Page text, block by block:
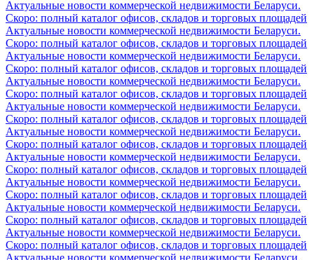
Актуальные новости коммерческой недвижимости Беларуси.
Скоро: полный каталог офисов, складов и торговых площадей
Актуальные новости коммерческой недвижимости Беларуси.
Скоро: полный каталог офисов, складов и торговых площадей
Актуальные новости коммерческой недвижимости Беларуси.
Скоро: полный каталог офисов, складов и торговых площадей
Актуальные новости коммерческой недвижимости Беларуси.
Скоро: полный каталог офисов, складов и торговых площадей
Актуальные новости коммерческой недвижимости Беларуси.
Скоро: полный каталог офисов, складов и торговых площадей
Актуальные новости коммерческой недвижимости Беларуси.
Скоро: полный каталог офисов, складов и торговых площадей
Актуальные новости коммерческой недвижимости Беларуси.
Скоро: полный каталог офисов, складов и торговых площадей
Актуальные новости коммерческой недвижимости Беларуси.
Скоро: полный каталог офисов, складов и торговых площадей
Актуальные новости коммерческой недвижимости Беларуси.
Скоро: полный каталог офисов, складов и торговых площадей
Актуальные новости коммерческой недвижимости Беларуси.
Скоро: полный каталог офисов, складов и торговых площадей
Актуальные новости коммерческой недвижимости Беларуси.